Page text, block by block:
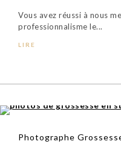
Vous avez réussi à nous
professionnalisme le...
LIRE
Photographe